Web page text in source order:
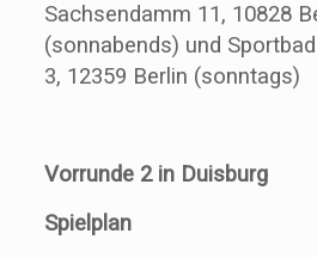
Sachsendamm 11, 10828
(sonnabends) und
3, 12359 Berlin (sonntags)
Vorrunde 2 in Duisburg
Spielplan